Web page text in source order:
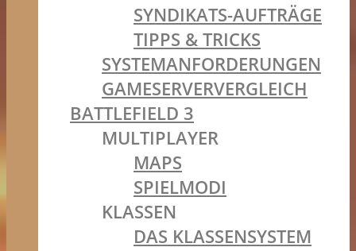
SYNDIKATS-AUFTRÄGE
TIPPS & TRICKS
SYSTEMANFORDERUNGEN
GAMESERVERVERGLEICH
BATTLEFIELD 3
MULTIPLAYER
MAPS
SPIELMODI
KLASSEN
DAS KLASSENSYSTEM